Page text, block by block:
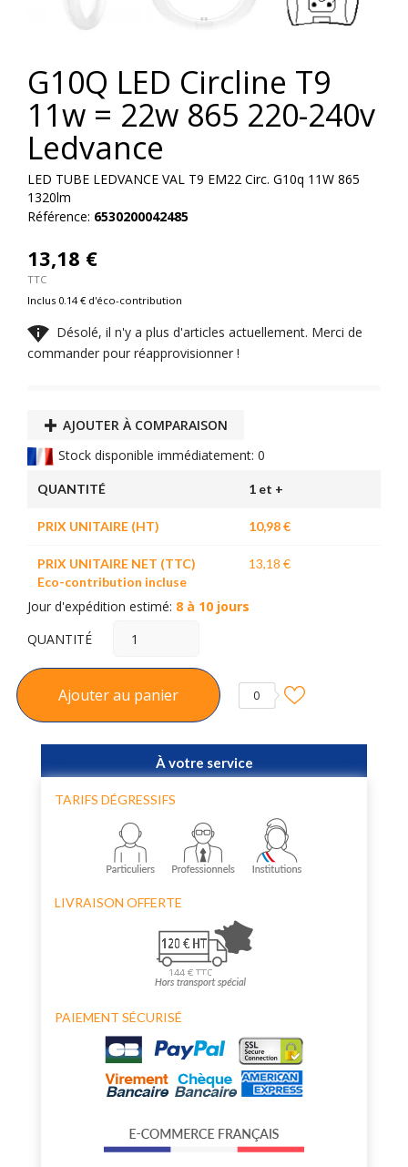
G10Q LED Circline T9
11w = 22w 865 220-240v
Ledvance
LED TUBE LEDVANCE VAL T9 EM22 Circ. G10q 11W 865
1320lm
Référence: 6530200042485
13,18 €
TTC
Inclus 0.14 € d'éco-contribution
 Désolé, il n'y a plus d'articles actuellement. Merci de
commander pour réapprovisionner !
AJOUTER À COMPARAISON
Stock disponible immédiatement: 0
QUANTITÉ 1 et +
PRIX UNITAIRE (HT) 10,98 €
PRIX UNITAIRE NET (TTC)
Eco-contribution incluse
13,18 €
Jour d'expédition estimé: 8 à 10 jours
QUANTITÉ
Ajouter au panier 0
À votre service
TARIFS DÉGRESSIFS
LIVRAISON OFFERTE
PAIEMENT SÉCURISÉ